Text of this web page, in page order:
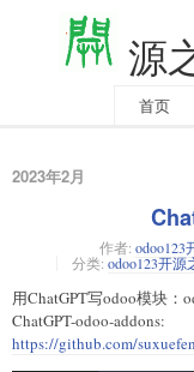
源
首页
2023年2月
作者: odoo123
分类: odoo123开源
用ChatGPT写odoo模块：
ChatGPT-odoo-addons:
https://github.com/